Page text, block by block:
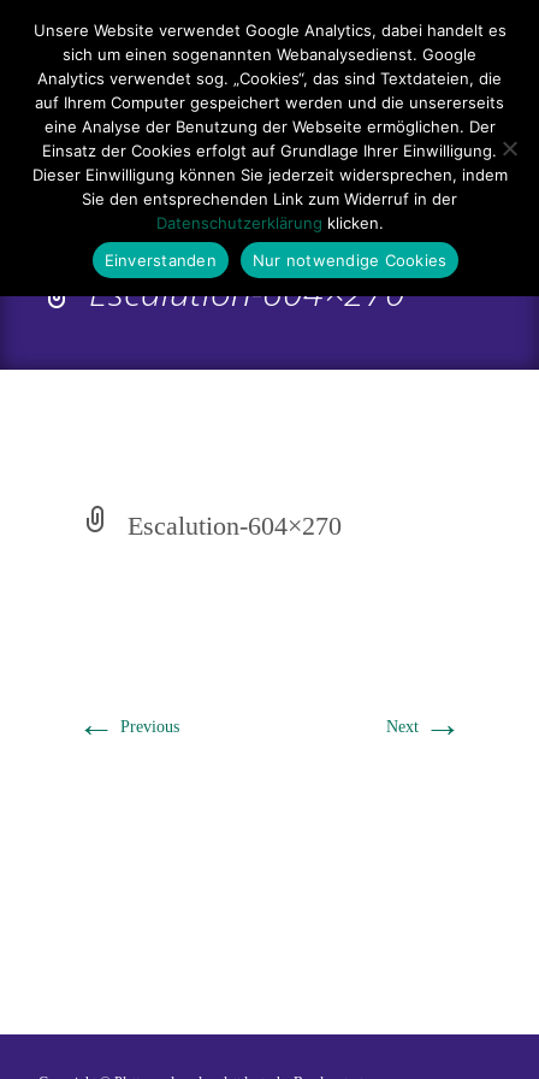
Impressum Datenschutzerklärung
Teilnahmebedingungen
Sitemap
Kontakt
Escalution-604×270
Escalution-604×270
← Previous Next →
Hauptmenü
Unsere Website verwendet Google Analytics, dabei handelt es
sich um einen sogenannten Webanalysedienst. Google
Analytics verwendet sog. „Cookies“, das sind Textdateien, die
auf Ihrem Computer gespeichert werden und die unsererseits
eine Analyse der Benutzung der Webseite ermöglichen. Der
Einsatz der Cookies erfolgt auf Grundlage Ihrer Einwilligung.
Dieser Einwilligung können Sie jederzeit widersprechen, indem
Sie den entsprechenden Link zum Widerruf in der
Datenschutzerklärung klicken.
Einverstanden
Nur notwendige Cookies